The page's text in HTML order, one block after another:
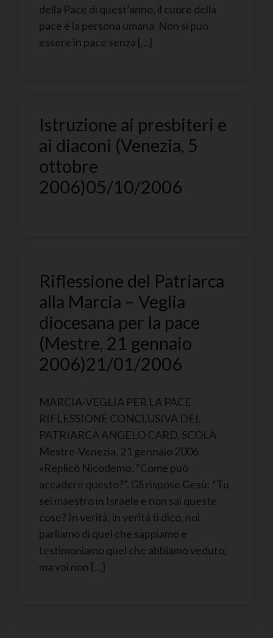
della Pace di quest’anno, il cuore della
pace è la persona umana. Non si può
essere in pace senza […]
Istruzione ai presbiteri e
ai diaconi (Venezia, 5
ottobre
2006)05/10/2006
Riflessione del Patriarca
alla Marcia – Veglia
diocesana per la pace
(Mestre, 21 gennaio
2006)21/01/2006
MARCIA-VEGLIA PER LA PACE
RIFLESSIONE CONCLUSIVA DEL
PATRIARCA ANGELO CARD. SCOLA
Mestre-Venezia, 21 gennaio 2006
«Replicò Nicodemo: “Come può
accadere questo?”. Gli rispose Gesù: “Tu
sei maestro in Israele e non sai queste
cose? In verità, in verità ti dico, noi
parliamo di quel che sappiamo e
testimoniamo quel che abbiamo veduto;
ma voi non […]